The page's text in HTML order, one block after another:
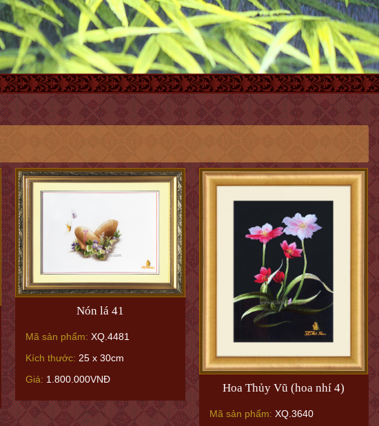
Nón lá 41
Mã sản phẩm: XQ.4481
Kích thước: 25 x 30cm
Giá: 1.800.000VNĐ
Hoa Thủy Vũ (hoa nhí 4)
Mã sản phẩm: XQ.3640